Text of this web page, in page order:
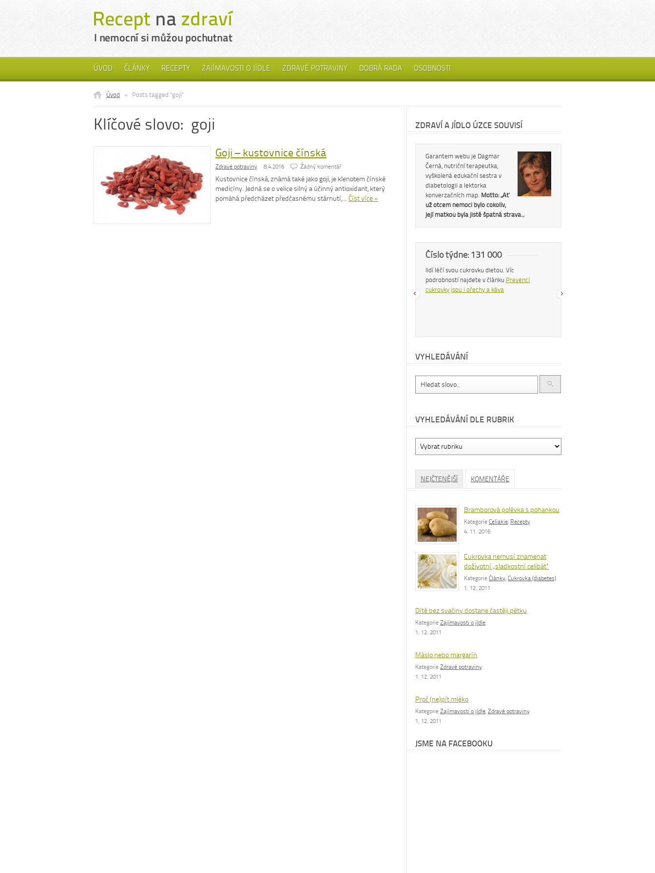
ÚVOD ČLÁNKY RECEPTY ZAJÍMAVOSTI O JÍDLE ZDRAVÉ POTRAVINY DOBRÁ RADA OSOBNOSTI
Úvod » Posts tagged "goji"
Klíčové slovo: goji
Goji – kustovnice čínská
Zdravé potraviny 8.4.2016 Źádný komentář
Kustovnice čínská, známá také jako goji, je klenotem čínské
medicíny. Jedná se o velice silný a účinný antioxidant, který
pomáhá předcházet předčasnému stárnutí,…Číst více »
ZDRAVÍ A JÍDLO ÚZCE SOUVISÍ
Garantem webu je Dagmar
Černá, nutriční terapeutka,
vyškolená edukační sestra v
diabetologii a lektorka
konverzačních map. Motto: „Ať
už otcem nemoci bylo cokoliv,
její matkou byla jistě špatná strava.„
Číslo týdne: 131 000
lidí léčí svou cukrovku dietou. Víc
podrobností najdete v článku Prevencí
cukrovky jsou i ořechy a káva
čemuž se po pikantním jídle můžeme
cítit šťastnější a spokojenější. Více se
VYHLEDÁVÁNÍ
VYHLEDÁVÁNÍ DLE RUBRIK
dle
NEJČTENĚJŠÍ KOMENTÁŘE
Bramborová polévka s pohankou
Kategorie Celiakie, Recepty
4. 11. 2016
Cukrovka nemusí znamenat
doživotní „sladkostní celibát“
Kategorie Články, Cukrovka (diabetes)
1. 12. 2011
Dítě bez svačiny dostane častěji pětku
Kategorie Zajímavosti o jídle
1. 12. 2011
Máslo nebo margarín
Kategorie Zdravé potraviny
1. 12. 2011
Proč (ne)pít mléko
Kategorie Zajímavosti o jídle, Zdravé potraviny
1. 12. 2011
JSME NA FACEBOOKU